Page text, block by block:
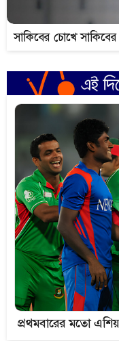
সাকিবের চোখে
প্রথমবারের মতো